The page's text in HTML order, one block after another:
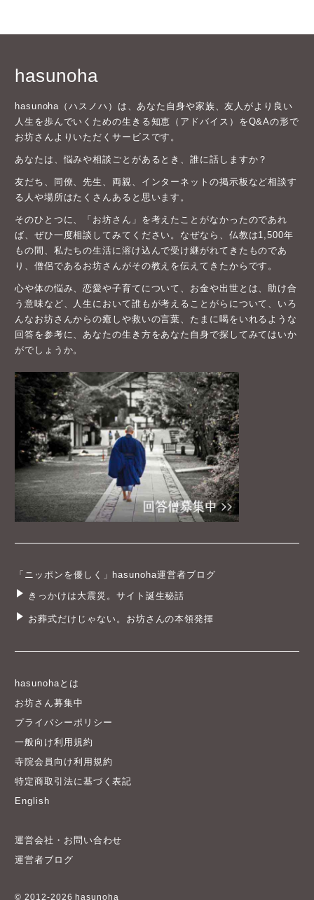
hasunoha
hasunoha（ハスノハ）は、あなた自身や家族、友人がより良い
人生を歩んでいくための生きる知恵（アドバイス）をQ&Aの形で
お坊さんよりいただくサービスです。
あなたは、悩みや相談ごとがあるとき、誰に話しますか？
友だち、同僚、先生、両親、インターネットの掲示板など相談す
る人や場所はたくさんあると思います。
そのひとつに、「お坊さん」を考えたことがなかったのであれ
ば、ぜひ一度相談してみてください。なぜなら、仏教は1,500年
もの間、私たちの生活に溶け込んで受け継がれてきたものであ
り、僧侶であるお坊さんがその教えを伝えてきたからです。
心や体の悩み、恋愛や子育てについて、お金や出世とは、助け合
う意味など、人生において誰もが考えることがらについて、いろ
んなお坊さんからの癒しや救いの言葉、たまに喝をいれるような
回答を参考に、あなたの生き方をあなた自身で探してみてはいか
がでしょうか。
「ニッポンを優しく」hasunoha運営者ブログ
きっかけは大震災。サイト誕生秘話
お葬式だけじゃない。お坊さんの本領発揮
hasunohaとは
お坊さん募集中
プライバシーポリシー
一般向け利用規約
寺院会員向け利用規約
特定商取引法に基づく表記
English
運営会社・お問い合わせ
運営者ブログ
© 2012-2026 hasunoha